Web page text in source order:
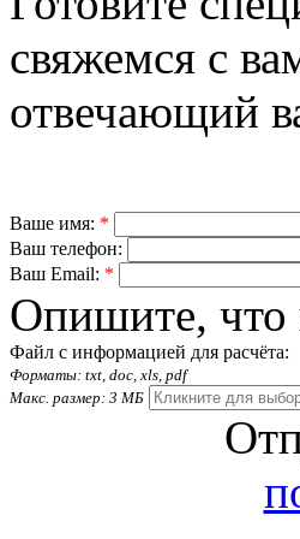
свяжемся с
отвечающий
Ваше имя: *
Ваш телефон:
Ваш Email: *
Опишите, что
Файл с информацией для расчёта:
Форматы: txt, doc, xls, pdf
Макс. размер: 3 МБ